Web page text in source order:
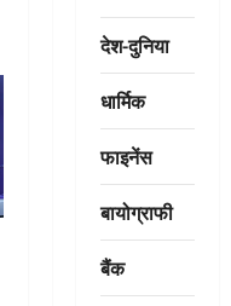
देश-दुनिया
धार्मिक
फाइनेंस
बायोग्राफी
बैंक